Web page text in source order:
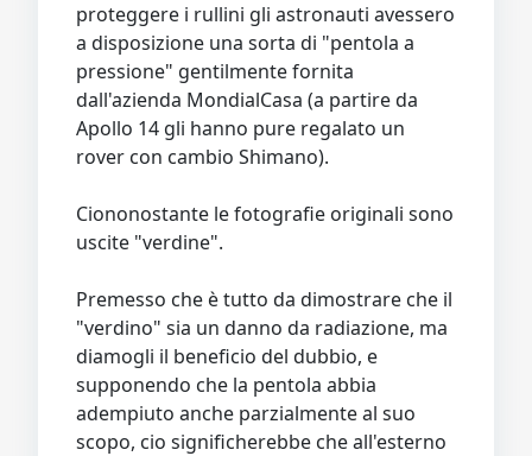
proteggere i rullini gli astronauti avessero
a disposizione una sorta di "pentola a
pressione" gentilmente fornita
dall'azienda MondialCasa (a partire da
Apollo 14 gli hanno pure regalato un
rover con cambio Shimano).
Ciononostante le fotografie originali sono
uscite "verdine".
Premesso che è tutto da dimostrare che il
"verdino" sia un danno da radiazione, ma
diamogli il beneficio del dubbio, e
supponendo che la pentola abbia
adempiuto anche parzialmente al suo
scopo, cio significherebbe che all'esterno